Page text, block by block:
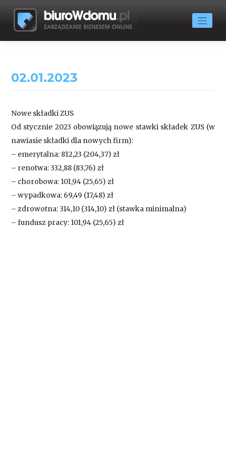
content
02.01.2023
Nowe składki ZUS
Od stycznie 2023 obowiązują nowe stawki składek ZUS (w
nawiasie składki dla nowych firm):
– emerytalna: 812,23 (204,37) zł
– renotwa: 332,88 (83,76) zł
– chorobowa: 101,94 (25,65) zł
– wypadkowa: 69,49 (17,48) zł
– zdrowotna: 314,10 (314,10) zł (stawka minimalna)
– fundusz pracy: 101,94 (25,65) zł